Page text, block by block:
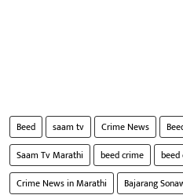
Beed saam tv Crime News
Saam Tv Marathi
beed crime
Crime News in Marathi
Bajarang